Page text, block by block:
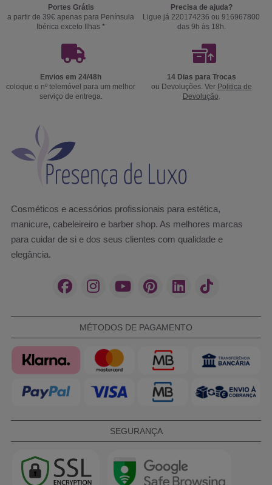
Portes Grátis
a partir de 39€ apenas para Península
Ibérica exceto Ilhas *
Precisa de ajuda?
Ligue já 220174236 ou 916967800
das 9h às 18h.
Envios em 24/48h
coloque o nº telemóvel para um melhor
serviço de entrega.
14 Dias para Trocas
ou Devoluções. Ver Politica de
Devolução.
Cosméticos e acessórios profissionais para estética,
manicure, cabeleireiro e barber shop. As melhores marcas
para cuidar de si e dos seus clientes com qualidade e
elegância.
MÉTODOS DE PAGAMENTO
SEGURANÇA